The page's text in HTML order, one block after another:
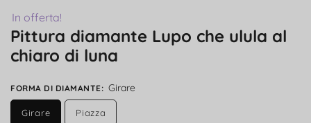
In offerta!
Pittura diamante Lupo che ulula al
chiaro di luna
FORMA DI DIAMANTE: Girare
Girare Piazza